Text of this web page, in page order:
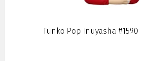
Funko Pop Inuyasha